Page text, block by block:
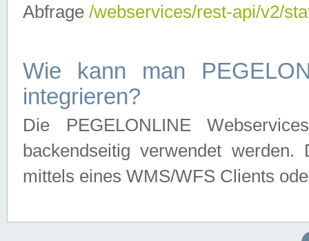
Abfrage /webservices/rest-api/v2/
Wie kann man
integrieren?
Die PEGELONLINE
backendseitig verwendet
mittels eines WMS/WFS Clients